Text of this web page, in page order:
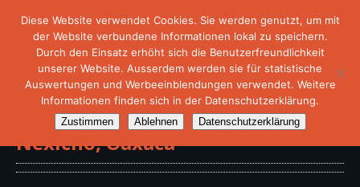
Gemeindemuseum von San Pedro
Nexicho, Oaxaca
Diese Website verwendet Cookies. Sie werden genutzt, um mit
der Website verbundene Informationen lokal zu speichern.
Durch den Einsatz erhöht sich die Benutzerfreundlichkeit
unserer Website. Ausserdem werden sie für statistische
Auswertungen und Werbeeinblendungen verwendet. Weitere
Informationen finden sich in der Datenschutzerklärung.
Zustimmen Ablehnen Datenschutzerklärung